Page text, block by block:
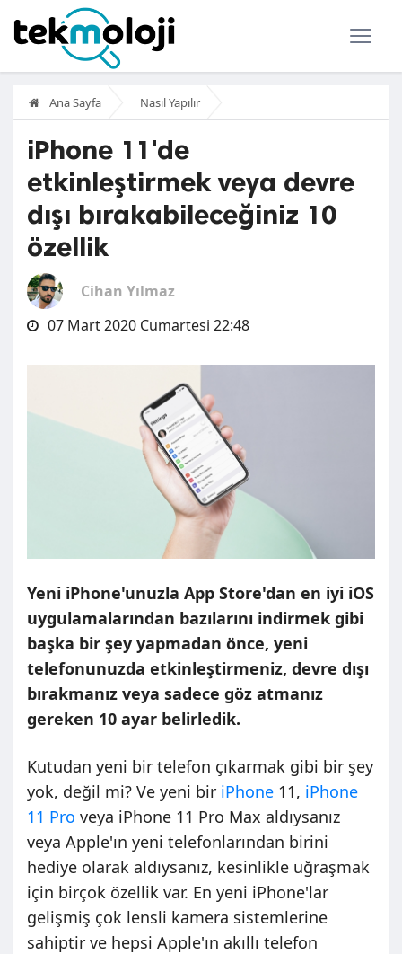
Ana Sayfa Nasıl Yapılır
iPhone 11'de
etkinleştirmek veya devre
dışı bırakabileceğiniz 10
özellik
Cihan Yılmaz
07 Mart 2020 Cumartesi 22:48
Yeni iPhone'unuzla App Store'dan en iyi iOS
uygulamalarından bazılarını indirmek gibi
başka bir şey yapmadan önce, yeni
telefonunuzda etkinleştirmeniz, devre dışı
bırakmanız veya sadece göz atmanız
gereken 10 ayar belirledik.
Kutudan yeni bir telefon çıkarmak gibi bir şey
yok, değil mi? Ve yeni bir iPhone 11, iPhone
11 Pro veya iPhone 11 Pro Max aldıysanız
veya Apple'ın yeni telefonlarından birini
hediye olarak aldıysanız, kesinlikle uğraşmak
için birçok özellik var. En yeni iPhone'lar
gelişmiş çok lensli kamera sistemlerine
sahiptir ve hepsi Apple'ın akıllı telefon